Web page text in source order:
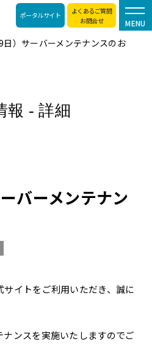
ポータルサイト
よくあるご質問
お問合せ
MENU
日）サーバーメンテナンスのお
報 - 詳細
バーメンテナン
イトをご利用いただき、誠に
ンスを実施いたしますのでご